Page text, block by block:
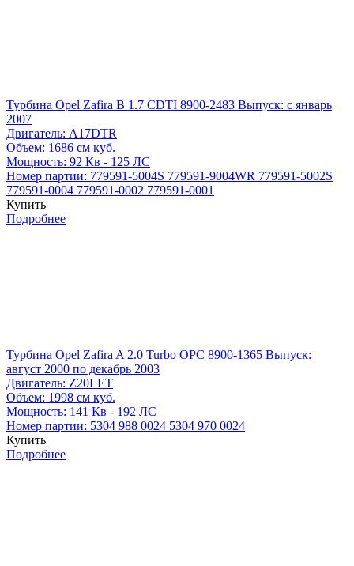
Турбина Opel Zafira B 1.7 CDTI 8900-2483 Выпуск: с январь
2007
Двигатель: A17DTR
Объем: 1686 см куб.
Мощность: 92 Кв - 125 ЛС
Номер партии: 779591-5004S 779591-9004WR 779591-5002S
779591-0004 779591-0002 779591-0001
Купить
Подробнее
Турбина Opel Zafira A 2.0 Turbo OPC 8900-1365 Выпуск:
август 2000 по декабрь 2003
Двигатель: Z20LET
Объем: 1998 см куб.
Мощность: 141 Кв - 192 ЛС
Номер партии: 5304 988 0024 5304 970 0024
Купить
Подробнее